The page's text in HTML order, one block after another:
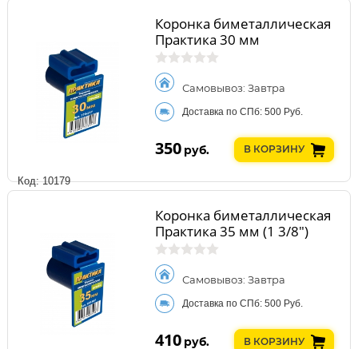
Код: 10179
Коронка биметаллическая
Практика 30 мм
Самовывоз: Завтра
Доставка по СПб: 500 Руб.
350 руб. В КОРЗИНУ
Коронка биметаллическая
Практика 35 мм (1 3/8")
Самовывоз: Завтра
Доставка по СПб: 500 Руб.
410 руб. В КОРЗИНУ